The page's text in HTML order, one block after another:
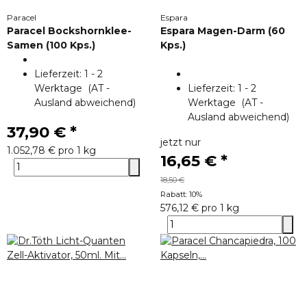
Paracel
Paracel Bockshornklee-
Samen (100 Kps.)
Lieferzeit: 1 - 2
Werktage
(AT -
Ausland abweichend)
37,90 € *
1.052,78 € pro 1 kg
Espara
Espara Magen-Darm (60
Kps.)
Lieferzeit: 1 - 2
Werktage
(AT -
Ausland abweichend)
jetzt nur
16,65 € *
18,50 €
Rabatt: 10%
576,12 € pro 1 kg